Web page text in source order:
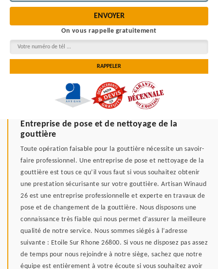
On vous rappelle gratuitement
Entreprise de pose et de nettoyage de la
gouttière
Toute opération faisable pour la gouttière nécessite un savoir-
faire professionnel. Une entreprise de pose et nettoyage de la
gouttière est tous ce qu’il vous faut si vous souhaitez obtenir
une prestation sécurisante sur votre gouttière. Artisan Winaud
26 est une entreprise professionnelle et experte en travaux de
pose et de changement de la gouttière. Nous disposons une
connaissance très fiable qui nous permet d’assurer la meilleure
qualité de notre service. Nous sommes siégés à l’adresse
suivante : Etoile Sur Rhone 26800. Si vous ne disposez pas assez
de temps pour nous rejoindre à notre siège, sachez que notre
équipe est entièrement à votre écoute si vous souhaitez avoir